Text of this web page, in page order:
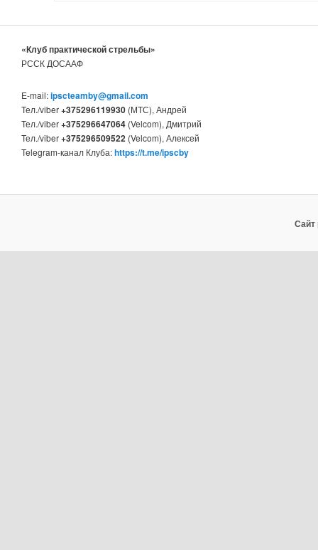
«Клуб практической стрельбы»
РССК ДОСААФ
E-mail:ipscteamby@gmail.com
Тел./viber+375296119930 (МТС), Андрей
Тел./viber+375296647064 (Velcom), Дмитрий
Тел./viber+375296509522 (Velcom), Алексей
Telegram-канал Клуба:https://t.me/ipscby
Сайт